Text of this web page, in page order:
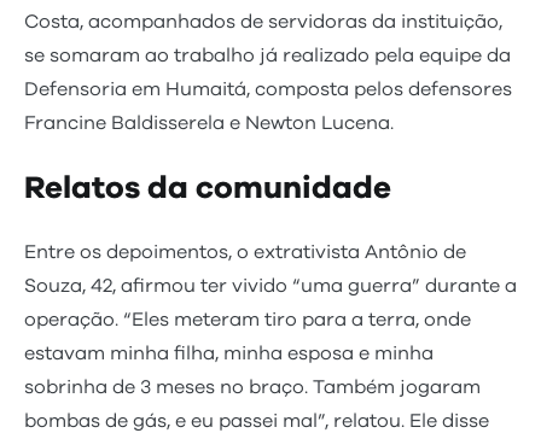
Costa, acompanhados de servidoras da instituição,
se somaram ao trabalho já realizado pela equipe da
Defensoria em Humaitá, composta pelos defensores
Francine Baldisserela e Newton Lucena.
Relatos da comunidade
Entre os depoimentos, o extrativista Antônio de
Souza, 42, afirmou ter vivido “uma guerra” durante a
operação. “Eles meteram tiro para a terra, onde
estavam minha filha, minha esposa e minha
sobrinha de 3 meses no braço. Também jogaram
bombas de gás, e eu passei mal”, relatou. Ele disse